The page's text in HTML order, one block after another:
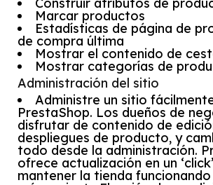
Marcar productos
Estadísticas de página de
de compra última
Mostrar el contenido de
Mostrar categorías de
Administración del sitio
Administre un sitio
PrestaShop. Los dueños de
disfrutar de contenido de
despliegues de producto, y
todo desde la administración.
ofrece actualización en un
mantener la tienda